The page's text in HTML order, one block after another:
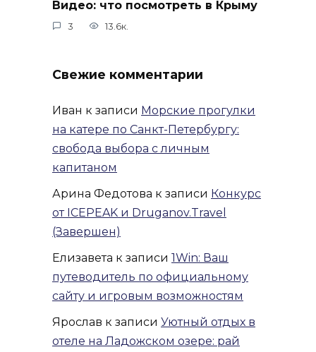
Видео: что посмотреть в Крыму
3 13.6к.
Свежие комментарии
Иван к записи Морские прогулки
на катере по Санкт-Петербургу:
свобода выбора с личным
капитаном
Арина Федотова к записи Конкурс
от ICEPEAK и Druganov.Travel
(Завершен)
Елизавета к записи 1Win: Ваш
путеводитель по официальному
сайту и игровым возможностям
Ярослав к записи Уютный отдых в
отеле на Ладожском озере: рай